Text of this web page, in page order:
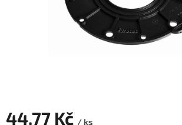
44,77 Kč / ks